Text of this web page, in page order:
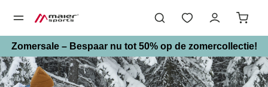
Zomersale – Bespaar nu tot 50% op de zomercollectie!